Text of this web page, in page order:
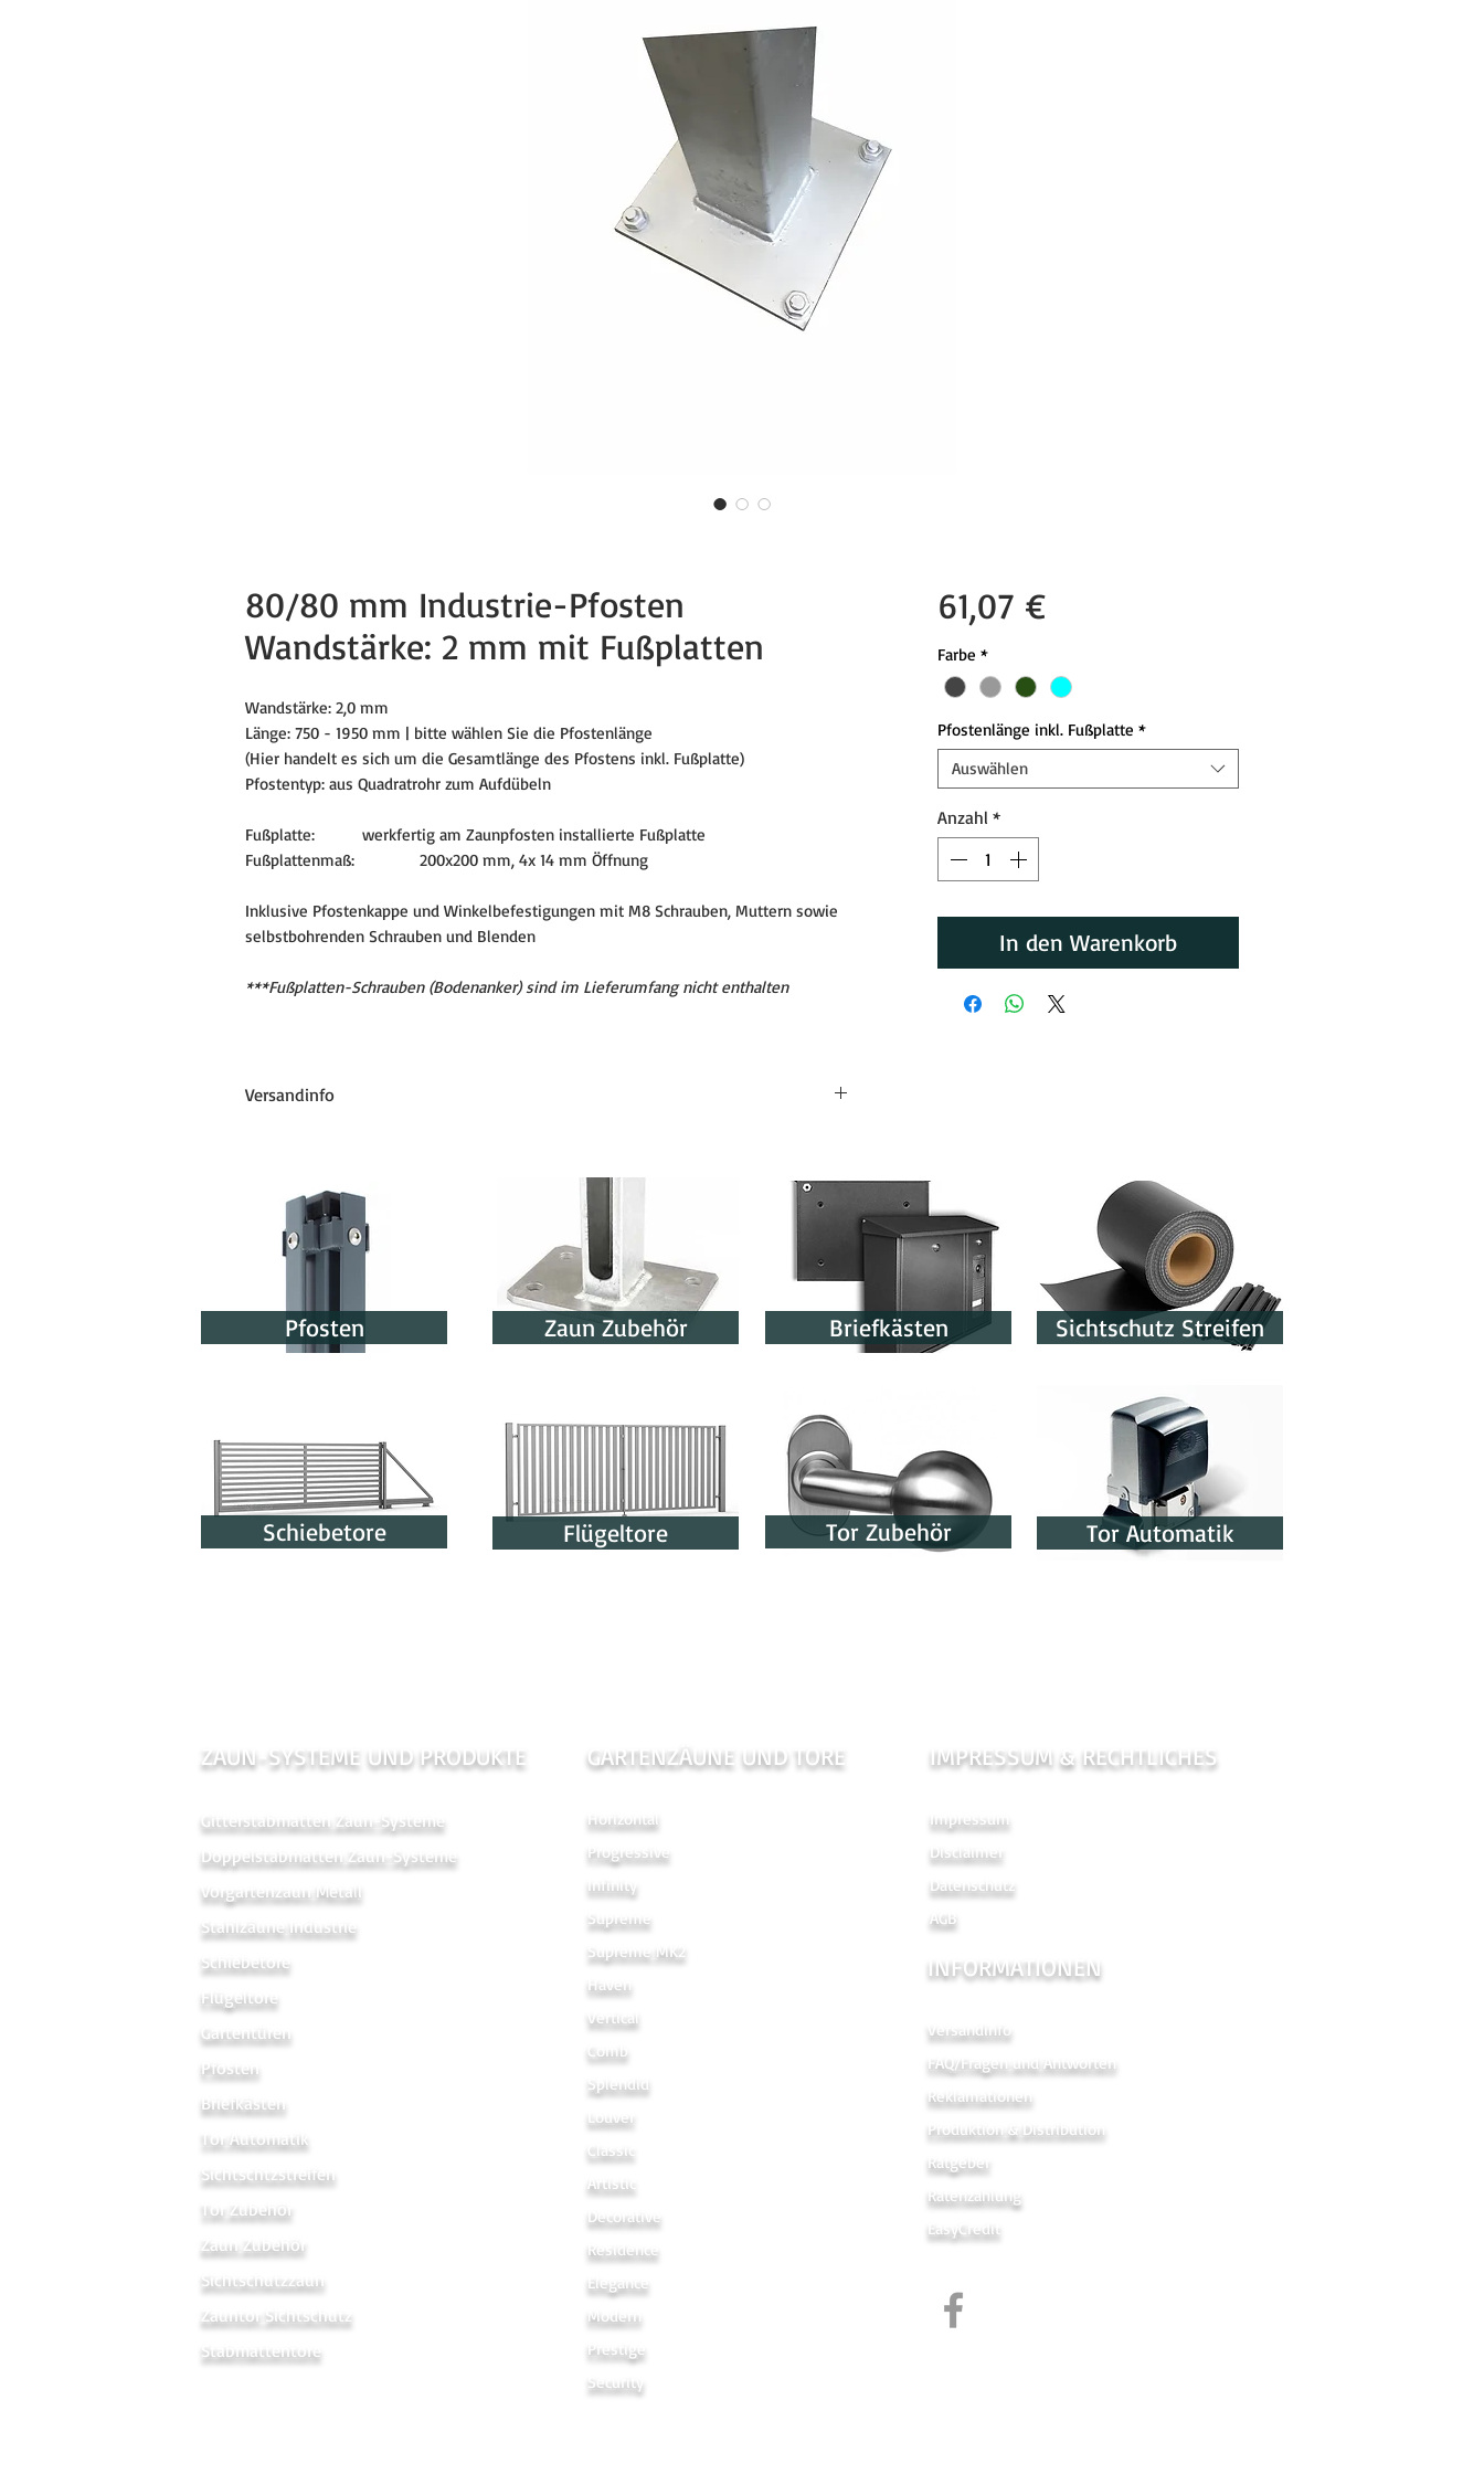
80/80 mm Industrie-Pfosten
Wandstärke: 2 mm mit Fußplatten
Wandstärke: 2,0 mm
Länge: 750 - 1950 mm | bitte wählen Sie die Pfostenlänge
(Hier handelt es sich um die Gesamtlänge des Pfostens inkl. Fußplatte)
Pfostentyp: aus Quadratrohr zum Aufdübeln
Fußplatte: werkfertig am Zaunpfosten installierte Fußplatte
Fußplattenmaß: 200x200 mm, 4x 14 mm Öffnung
Inklusive Pfostenkappe und Winkelbefestigungen mit M8 Schrauben, Muttern sowie
selbstbohrenden Schrauben und Blenden
***Fußplatten-Schrauben (Bodenanker) sind im Lieferumfang nicht enthalten
Versandinfo
Produktionsdauer: 10-25 Werktage
Versand: ca. 4 Werktage nach erfolgter Fertigung
(bis zu 18 Werktagen)
Den genauen Termin erhalten Sie in der Auftragsbestätigung
61,07 €Preis
Farbe *
Pfostenlänge inkl. Fußplatte *
Auswählen
Anzahl *
In den Warenkorb
Pfosten
Schiebetore
Zaun Zubehör Briefkästen Sichtschutz Streifen
Flügeltore Tor Zubehör Tor Automatik
ZAUN-SYSTEME UND PRODUKTE
Gitterstabmatten Zaun-Systeme
Doppelstabmatten Zaun-Systeme
Vorgartenzaun Metall
Stahlzäune Industrie
Schiebetore
Flügeltore
Gartentüren
Pfosten
Briefkästen
Tor Automatik
Sichtschtzstreifen
Tor Zubehör
Zaun Zubehör
Sichtschutzzaun
Zauntor Sichtschutz
Stabmattentore
GARTENZÄUNE UND TORE
Horizontal
Progressive
Infinity
Supreme
Supreme MK2
Haven
Vertical
Comb
Splendid
Louver
Classic
Artistic
Decorative
Residence
Elegance
Modern
Prestige
Security
IMPRESSUM & RECHTLICHES
Impressum
Disclaimer
Datenschutz
AGB
INFORMATIONEN
Versandinfo
FAQ/Fragen und Antworten
Reklamationen
Produktion & Distribution
Ratgeber
Ratenzahlung
EasyCredit